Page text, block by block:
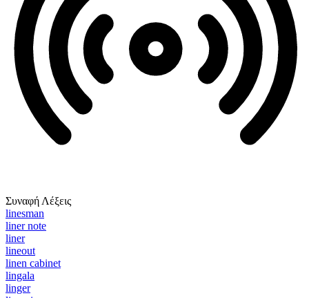
Συναφή Λέξεις
linesman
liner note
liner
lineout
linen cabinet
lingala
linger